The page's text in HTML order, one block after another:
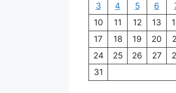
3
4 5 6
10
11 12 13
17
18 19 20
24
25 26 27
31